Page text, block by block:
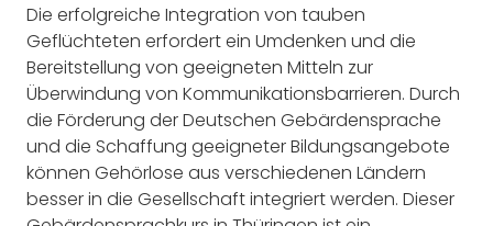
Die erfolgreiche Integration von tauben
Geflüchteten erfordert ein Umdenken und die
Bereitstellung von geeigneten Mitteln zur
Überwindung von Kommunikationsbarrieren. Durch
die Förderung der Deutschen Gebärdensprache
und die Schaffung geeigneter Bildungsangebote
können Gehörlose aus verschiedenen Ländern
besser in die Gesellschaft integriert werden. Dieser